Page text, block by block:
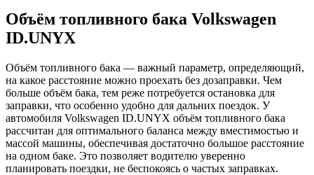
Объём топливного бака Volkswagen
ID.UNYX
Объём топливного бака — важный параметр, определяющий,
на какое расстояние можно проехать без дозаправки. Чем
больше объём бака, тем реже потребуется остановка для
заправки, что особенно удобно для дальних поездок. У
автомобиля Volkswagen ID.UNYX объём топливного бака
рассчитан для оптимального баланса между вместимостью и
массой машины, обеспечивая достаточно большое расстояние
на одном баке. Это позволяет водителю уверенно
планировать поездки, не беспокоясь о частых заправках.